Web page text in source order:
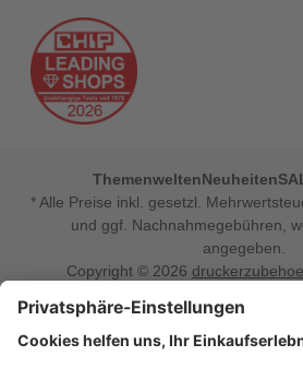
ThemenweltenNeuheiten
* Alle Preise inkl. gesetzl.
und ggf. Nachnahmegebühren,
angegeben.
Copyright © 2026
Vertrag
Druckerzubehoer.de – preiswerte